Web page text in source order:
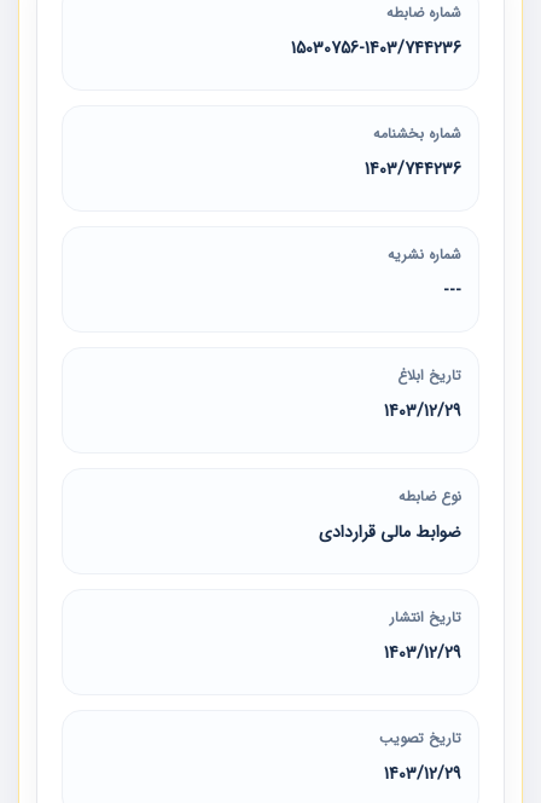
شماره ضابطه
15030756-1403/744236
شماره بخشنامه
1403/744236
شماره نشریه
---
تاریخ ابلاغ
1403/12/29
نوع ضابطه
ضوابط مالی قراردادی
تاریخ انتشار
1403/12/29
تاریخ تصویب
1403/12/29